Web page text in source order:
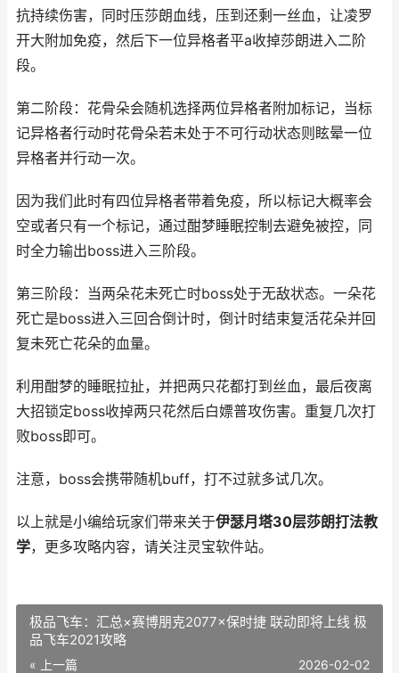
抗持续伤害，同时压莎朗血线，压到还剩一丝血，让凌罗
开大附加免疫，然后下一位异格者平a收掉莎朗进入二阶
段。
第二阶段：花骨朵会随机选择两位异格者附加标记，当标
记异格者行动时花骨朵若未处于不可行动状态则眩晕一位
异格者并行动一次。
因为我们此时有四位异格者带着免疫，所以标记大概率会
空或者只有一个标记，通过酣梦睡眠控制去避免被控，同
时全力输出boss进入三阶段。
第三阶段：当两朵花未死亡时boss处于无敌状态。一朵花
死亡是boss进入三回合倒计时，倒计时结束复活花朵并回
复未死亡花朵的血量。
利用酣梦的睡眠拉扯，并把两只花都打到丝血，最后夜离
大招锁定boss收掉两只花然后白嫖普攻伤害。重复几次打
败boss即可。
注意，boss会携带随机buff，打不过就多试几次。
以上就是小编给玩家们带来关于伊瑟月塔30层莎朗打法教
学，更多攻略内容，请关注灵宝软件站。
极品飞车：汇总×赛博朋克2077×保时捷 联动即将上线 极
品飞车2021攻略
« 上一篇 2026-02-02